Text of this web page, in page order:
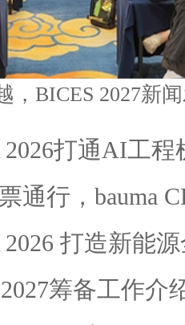
2026打通AI工
通行，bauma
2026 打造新能
筹备工作介